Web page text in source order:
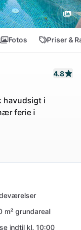
Fotos Priser &
4.8
havudsigt i
ferie i
m² grundareal
indtil kl. 10:00